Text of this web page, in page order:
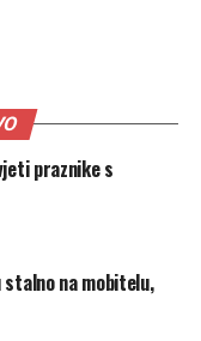
praznike s
stalno na mobitelu,